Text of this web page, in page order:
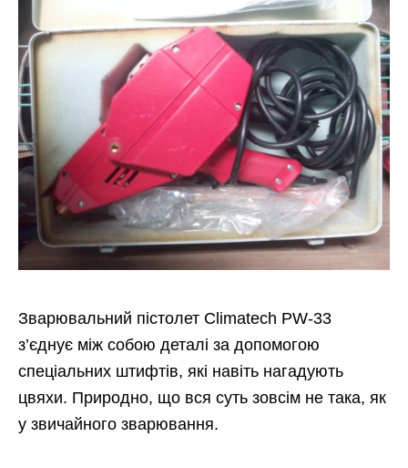
Зварювальний пістолет Climatech PW-33
з’єднує між собою деталі за допомогою
спеціальних штифтів, які навіть нагадують
цвяхи. Природно, що вся суть зовсім не така, як
у звичайного зварювання.